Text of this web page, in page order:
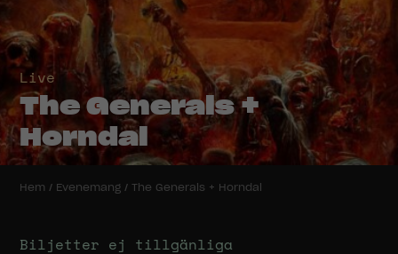
Live
The Generals +
Horndal
Hem / Evenemang /The Generals + Horndal
Biljetter ej tillgänliga